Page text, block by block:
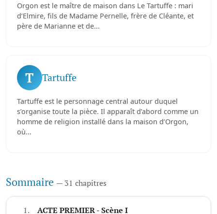
Orgon est le maître de maison dans Le Tartuffe : mari
d’Elmire, fils de Madame Pernelle, frère de Cléante, et
père de Marianne et de...
T Tartuffe
Tartuffe est le personnage central autour duquel
s’organise toute la pièce. Il apparaît d’abord comme un
homme de religion installé dans la maison d’Orgon,
où...
Sommaire — 31 chapitres
1. ACTE PREMIER - Scène I